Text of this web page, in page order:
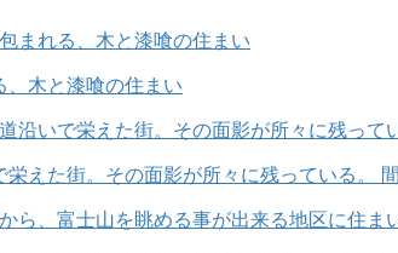
、木と漆喰の住まい
えた街。その面影が所々に残っている。